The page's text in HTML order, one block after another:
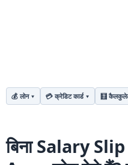
💰 लोन 💳 क्रेडिट कार्ड 🧮
बिना Salary